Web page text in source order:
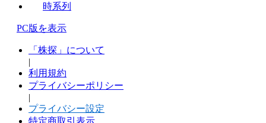
時系列
PC版を表示
「株探」について
|
利用規約
プライバシーポリシー
|
プライバシー設定
特定商取引表示